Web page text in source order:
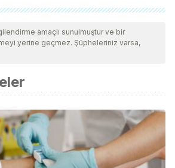
kalitelerini, güvenilirliklerini,
sağlamak için ekibimiz
incelendi. Bu makalenin bibliyografisi
Cómo nos vemos a nosotros mismos
demás. Departamento de Psicología y
Públicos e Internacionales Woodrow
de Princeton, Princeton, NJ 08540, EE.
amaçlı sunulmuştur ve bir
yerine geçmez. Şüpheleriniz varsa,